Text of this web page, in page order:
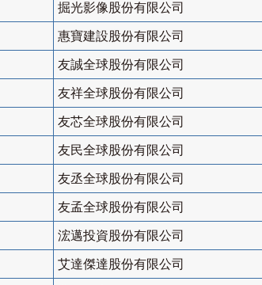
掘光影像股份有限公司
惠寶建設股份有限公司
友誠全球股份有限公司
友祥全球股份有限公司
友芯全球股份有限公司
友民全球股份有限公司
友丞全球股份有限公司
友孟全球股份有限公司
浤邁投資股份有限公司
艾達傑達股份有限公司